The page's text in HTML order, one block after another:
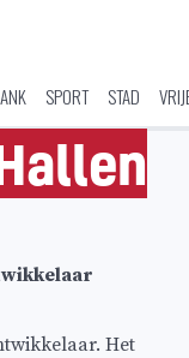
SPORT STAD
Het